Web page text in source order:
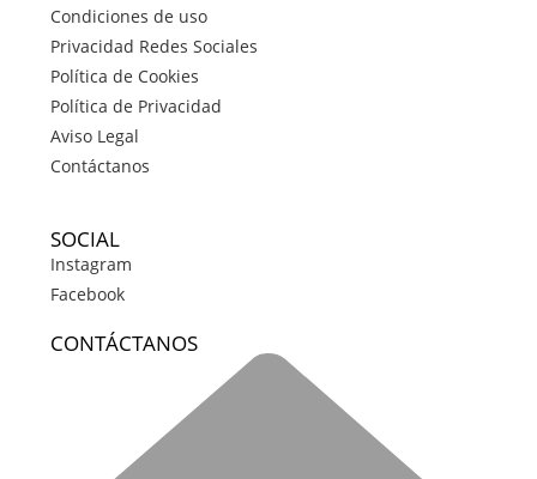
Condiciones de uso
Privacidad Redes Sociales
Política de Cookies
Política de Privacidad
Aviso Legal
Contáctanos
SOCIAL
Instagram
Facebook
CONTÁCTANOS